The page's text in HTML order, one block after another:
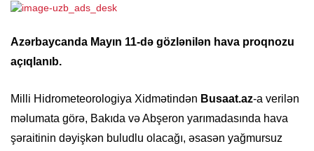
Azərbaycanda Mayın 11-də gözlənilən hava proqnozu
açıqlanıb.
Milli Hidrometeorologiya Xidmətindən Busaat.az-a verilən
məlumata görə, Bakıda və Abşeron yarımadasında hava
şəraitinin dəyişkən buludlu olacağı, əsasən yağmursuz